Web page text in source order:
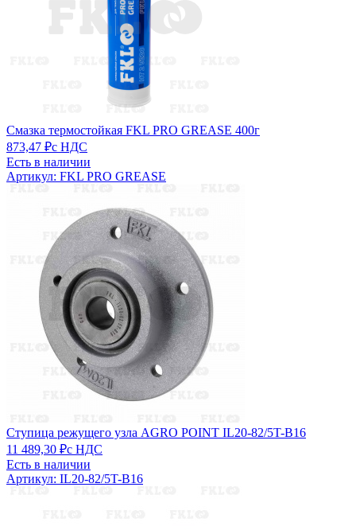
Смазка термостойкая FKL PRO GREASE 400г
873,47 ₽с НДС
Есть в наличии
Артикул: FKL PRO GREASE
Ступица режущего узла AGRO POINT IL20-82/5T-B16
11 489,30 ₽с НДС
Есть в наличии
Артикул: IL20-82/5T-B16